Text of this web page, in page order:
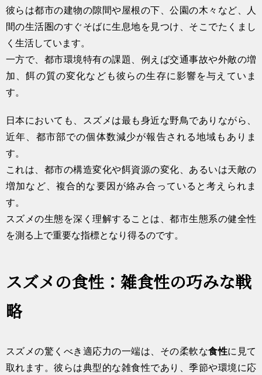
彼らは都市の建物の隙間や屋根の下、公園の木々など、人
間の生活圏のすぐそばに生息地を見つけ、そこでたくまし
く生活しています。
一方で、都市環境特有の課題、例えば交通事故や外敵の増
加、餌の質の変化なども彼らの生存に影響を与えていま
す。
日本においても、スズメは最も身近な野鳥でありながら、
近年、都市部での個体数減少が報告される地域もありま
す。
これは、都市の構造変化や餌資源の変化、あるいは天敵の
増加など、複合的な要因が絡み合っていると考えられま
す。
スズメの生態を深く理解することは、都市生態系の健全性
を測る上で重要な指標となり得るのです。
スズメの食性：雑食性の巧みな戦
略
スズメの驚くべき適応力の一端は、その柔軟な食性に見て
取れます。彼らは典型的な雑食性であり、季節や環境に応